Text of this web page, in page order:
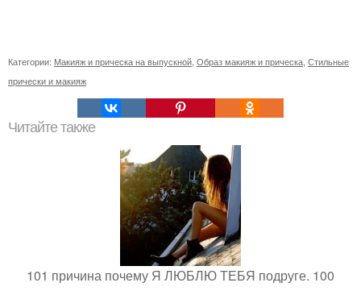
Категории: Макияж и прическа на выпускной Образ макияж и прическа Стильные
прически и макияж
Читайте также
101 причина почему Я ЛЮБЛЮ ТЕБЯ подруге. 100